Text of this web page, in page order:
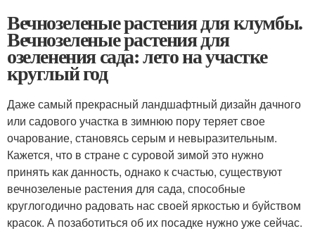
Вечнозеленые растения для клумбы.
Вечнозеленые растения для
озеленения сада: лето на участке
круглый год
Даже самый прекрасный ландшафтный дизайн дачного
или садового участка в зимнюю пору теряет свое
очарование, становясь серым и невыразительным.
Кажется, что в стране с суровой зимой это нужно
принять как данность, однако к счастью, существуют
вечнозеленые растения для сада, способные
круглогодично радовать нас своей яркостью и буйством
красок. А позаботиться об их посадке нужно уже сейчас.